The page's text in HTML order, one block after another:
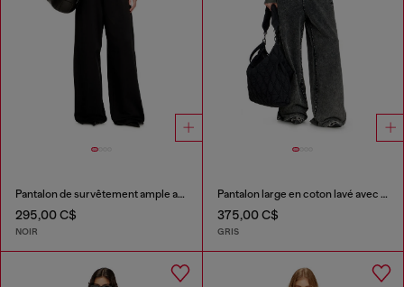
Pantalon de survêtement ample avec taille élastique
295,00 C$
NOIR
Pantalon large en coton lavé avec bandes latérales
375,00 C$
GRIS